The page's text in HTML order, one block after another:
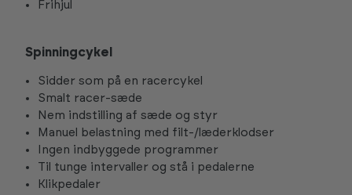
Frihjul
Spinningcykel
Sidder som på en racercykel
Smalt racer-sæde
Nem indstilling af sæde og styr
Manuel belastning med filt-/læderklodser
Ingen indbyggede programmer
Til tunge intervaller og stå i pedalerne
Klikpedaler